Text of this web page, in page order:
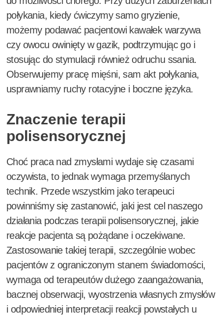
połykania, kiedy ćwiczymy samo gryzienie,
możemy podawać pacjentowi kawałek warzywa
czy owocu owinięty w gazik, podtrzymując go i
stosując do stymulacji również odruchu ssania.
Obserwujemy pracę mięśni, sam akt połykania,
usprawniamy ruchy rotacyjne i boczne języka.
Znaczenie terapii
polisensorycznej
Choć praca nad zmysłami wydaje się czasami
oczywista, to jednak wymaga przemyślanych
technik. Przede wszystkim jako terapeuci
powinniśmy się zastanowić, jaki jest cel naszego
działania podczas terapii polisensorycznej, jakie
reakcje pacjenta są pożądane i oczekiwane.
Zastosowanie takiej terapii, szczególnie wobec
pacjentów z ograniczonym stanem świadomości,
wymaga od terapeutów dużego zaangażowania,
bacznej obserwacji, wyostrzenia własnych zmysłów
i odpowiedniej interpretacji reakcji powstałych u